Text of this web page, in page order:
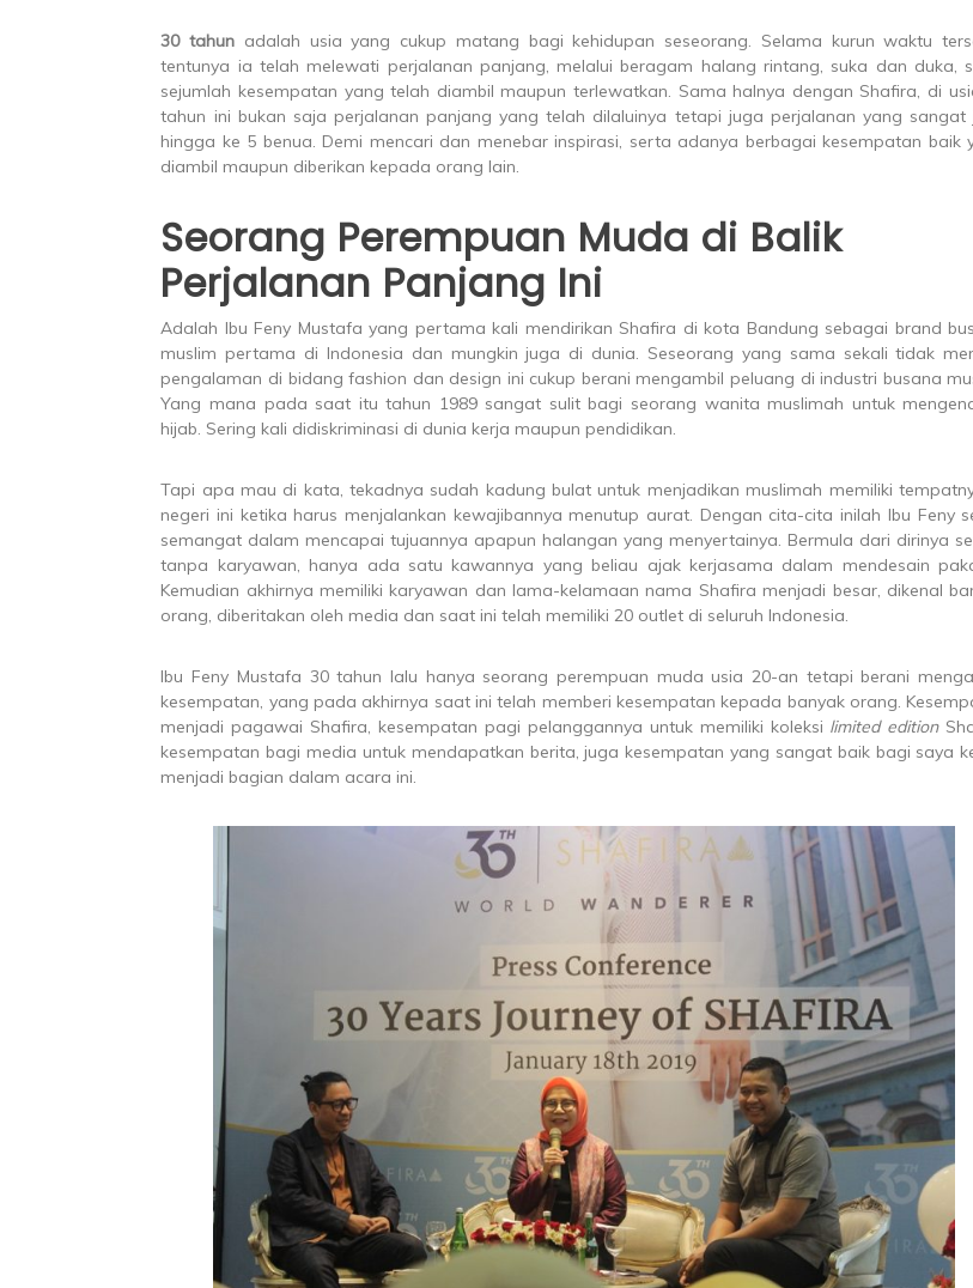
30 tahun adalah usia yang cukup matang bagi kehidupan seseorang. Selama kurun waktu
tentunya ia telah melewati perjalanan panjang, melalui beragam halang rintang, suka dan duka,
sejumlah kesempatan yang telah diambil maupun terlewatkan. Sama halnya dengan Shafira, di
tahun ini bukan saja perjalanan panjang yang telah dilaluinya tetapi juga perjalanan yang sangat
hingga ke 5 benua. Demi mencari dan menebar inspirasi, serta adanya berbagai kesempatan baik
diambil maupun diberikan kepada orang lain.
Seorang Perempuan Muda di Balik
Perjalanan Panjang Ini
Adalah Ibu Feny Mustafa yang pertama kali mendirikan Shafira di kota Bandung sebagai brand
muslim pertama di Indonesia dan mungkin juga di dunia. Seseorang yang sama sekali tidak
pengalaman di bidang fashion dan design ini cukup berani mengambil peluang di industri busana
Yang mana pada saat itu tahun 1989 sangat sulit bagi seorang wanita muslimah untuk
hijab. Sering kali didiskriminasi di dunia kerja maupun pendidikan.
Tapi apa mau di kata, tekadnya sudah kadung bulat untuk menjadikan muslimah memiliki
negeri ini ketika harus menjalankan kewajibannya menutup aurat. Dengan cita-cita inilah Ibu Feny
semangat dalam mencapai tujuannya apapun halangan yang menyertainya. Bermula dari dirinya
tanpa karyawan, hanya ada satu kawannya yang beliau ajak kerjasama dalam mendesain
Kemudian akhirnya memiliki karyawan dan lama-kelamaan nama Shafira menjadi besar, dikenal
orang, diberitakan oleh media dan saat ini telah memiliki 20 outlet di seluruh Indonesia.
Ibu Feny Mustafa 30 tahun lalu hanya seorang perempuan muda usia 20-an tetapi berani
kesempatan, yang pada akhirnya saat ini telah memberi kesempatan kepada banyak orang.
menjadi pagawai Shafira, kesempatan pagi pelanggannya untuk memiliki koleksi limited edition
kesempatan bagi media untuk mendapatkan berita, juga kesempatan yang sangat baik bagi saya
menjadi bagian dalam acara ini.